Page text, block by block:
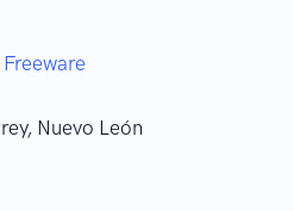
Freeware
, Nuevo León